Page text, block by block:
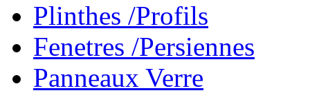
Plinthes /Profils
Fenetres /Persiennes
Panneaux Verre